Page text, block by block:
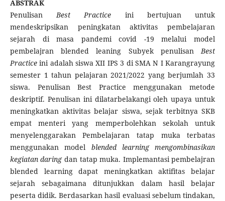
ABSTRAK
PenulisanBest Practice ini bertujuan untuk
mendeskripsikan peningkatan aktivitas pembelajaran
sejarah di masa pandemi covid -19 melalui model
pembelajran blended leaning Subyek penulisanBest
Practiceini adalah siswa XII IPS 3 di SMA N I Karangrayung
semester 1 tahun pelajaran 2021/2022 yang berjumlah 33
siswa. Penulisan Best Practice menggunakan metode
deskriptif. Penulisan ini dilatarbelakangi oleh upaya untuk
meningkatkan aktivitas belajar siswa, sejak terbitnya SKB
empat menteri yang memperbolehkan sekolah untuk
menyelenggarakan Pembelajaran tatap muka terbatas
menggunakan model blended learningmengombinasikan
kegiatan daring dan tatap muka. Implemantasi pembelajran
blended learning dapat meningkatkan aktifitas belajar
sejarah sebagaimana ditunjukkan dalam hasil belajar
peserta didik. Berdasarkan hasil evaluasi sebelum tindakan,